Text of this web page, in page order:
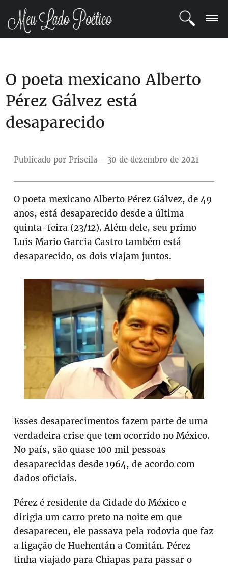
REGISTRO
POETAS
BLOG
O poeta mexicano Alberto
Pérez Gálvez está
desaparecido
Publicado por Priscila - 30 de dezembro de 2021
O poeta mexicano Alberto Pérez Gálvez, de 49
anos, está desaparecido desde a última
quinta-feira (23/12). Além dele, seu primo
Luis Mario Garcia Castro também está
desaparecido, os dois viajam juntos.
Esses desaparecimentos fazem parte de uma
verdadeira crise que tem ocorrido no México.
No país, são quase 100 mil pessoas
desaparecidas desde 1964, de acordo com
dados oficiais.
Pérez é residente da Cidade do México e
dirigia um carro preto na noite em que
desapareceu, ele passava pela rodovia que faz
a ligação de Huehentán a Comitán. Pérez
tinha viajado para Chiapas para passar o